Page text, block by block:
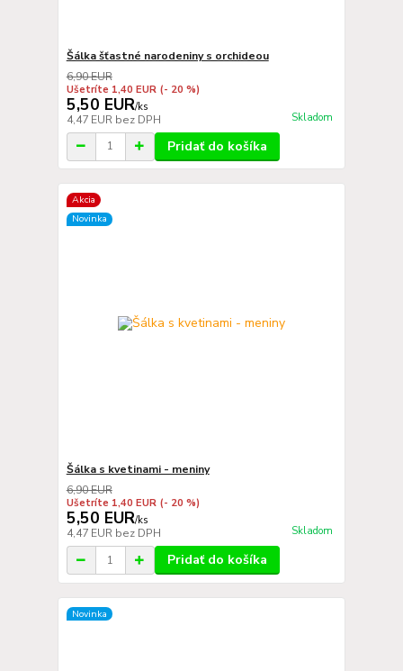
Šálka šťastné narodeniny s orchideou
6,90 EUR
Ušetríte 1,40 EUR (- 20 %)
5,50 EUR/ks
4,47 EUR bez DPH Skladom
Pridať do košíka
Akcia
Novinka
Šálka s kvetinami - meniny
6,90 EUR
Ušetríte 1,40 EUR (- 20 %)
5,50 EUR/ks
4,47 EUR bez DPH Skladom
Pridať do košíka
Novinka